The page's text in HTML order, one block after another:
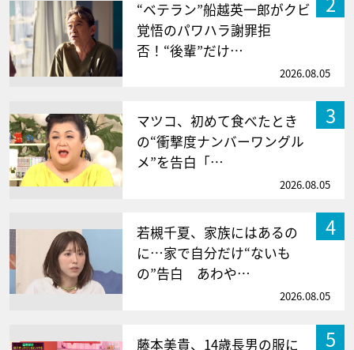
“ベテラン”船越英一郎がクビ
覚悟のパワハラ謝罪拒
否！“後輩”だけ…
2026.08.05
3
マツコ、初めて食べたとき
の“衝撃度ナンバーワングル
メ”を告白「…
2026.08.05
4
若槻千夏、家族にはあるの
に…家で自分だけ“ないも
の”告白 あわや…
2026.08.05
5
藤本美貴、14歳長男の服に